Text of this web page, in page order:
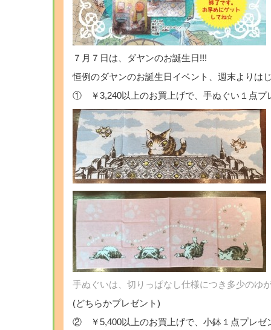
７月７日は、ダヤンのお誕生日!!!
恒例のダヤンのお誕生日イベント、週末よりは
① ￥3,240以上のお買上げで、手ぬぐい１点プ
手ぬぐいは、切りっぱなし仕様につき多少のゆ
(どちらかプレゼント)
② ￥5,400以上のお買上げで、小鉢１点プレゼ